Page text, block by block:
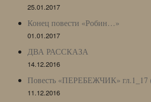
25.01.2017
Конец повести «Робин…»
01.01.2017
ДВА РАССКАЗА
14.12.2016
Повесть «ПЕРЕБЕЖЧИК» гл.1_17
11.12.2016